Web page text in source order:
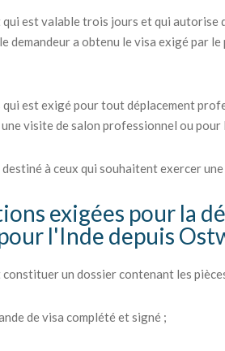
est valable trois jours et qui autorise
demandeur a obtenu le visa exigé par
est exigé pour tout déplacement
visite de salon professionnel ou
à ceux qui souhaitent exercer
exigées pour la
l'Inde depuis
constituer un dossier contenant les
de visa complété et signé ;